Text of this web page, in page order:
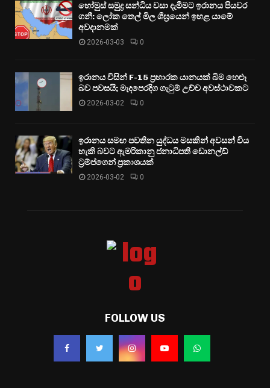
හෝමුස් සමුද්‍ර සන්ධිය වසා දැමීමට ඉරානය පියවර
ගනී: ලෝක තෙල් මිල ශීඝ්‍රයෙන් ඉහළ යාමේ
අවදානමක්
2026-03-03 0
ඉරානය විසින් F-15 ප්‍රහාරක යානයක් බිම හෙළූ
බව පවසයි; මැදපෙරදිග ගැටුම් උච්ච අවස්ථාවකට
2026-03-02 0
ඉරානය සමඟ පවතින යුද්ධය මසකින් අවසන් විය
හැකි බවට ඇමරිකානු ජනාධිපති ඩොනල්ඩ්
ට්‍රම්ප්ගෙන් ප්‍රකාශයක්
2026-03-02 0
FOLLOW US